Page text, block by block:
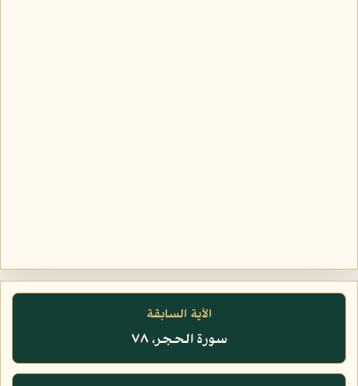
الآية السابقة
سورة الحجر، ٧٨